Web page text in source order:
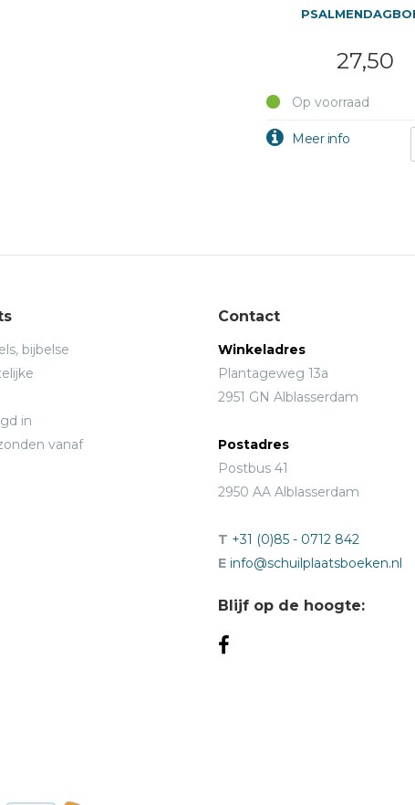
27,50
Op voorraad
bijbelse
in
vanaf
Contact
Winkeladres
Plantageweg 13a
2951 GN Alblasserdam
Postadres
Postbus 41
2950 AA Alblasserdam
T +31 (0)85 - 0712 842
E info@schuilplaatsboeken.nl
Blijf op de hoogte: